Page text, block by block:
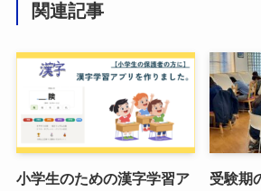
関連記事
小学生のための漢字学習ア
受験期